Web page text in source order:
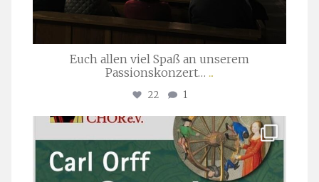
Euch allen viel Spaß an unserem
Passionskonzert… ...
22 1
stuttgarter_oratorienchor
Juli 22